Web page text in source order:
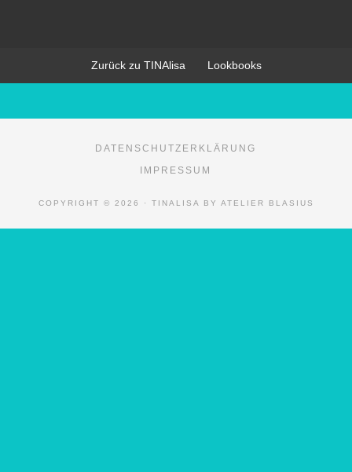
Zurück zu TINAlisa Lookbooks
DATENSCHUTZERKLÄRUNG
IMPRESSUM
COPYRIGHT © 2026 · TINALISA BY ATELIER BLASIUS